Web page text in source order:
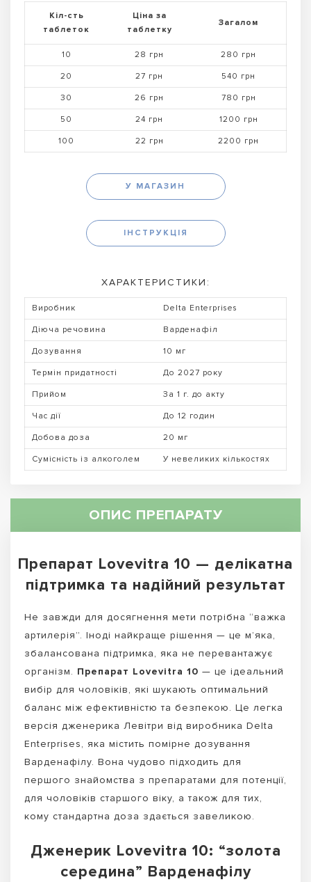
Кіл-сть
таблеток
Ціна за
таблетку
Загалом
10 28 грн 280 грн
20 27 грн 540 грн
30 26 грн 780 грн
50 24 грн 1200 грн
100 22 грн 2200 грн
У МАГАЗИН
ІНСТРУКЦІЯ
ХАРАКТЕРИСТИКИ:
Виробник Delta Enterprises
Діюча речовина Варденафіл
Дозування 10 мг
Термін придатності До 2027 року
Прийом За 1 г. до акту
Час дії До 12 годин
Добова доза 20 мг
Сумісність із алкоголем У невеликих кількостях
ОПИС ПРЕПАРАТУ
Препарат Lovevitra 10 — делікатна
підтримка та надійний результат
Не завжди для досягнення мети потрібна “важка
артилерія”. Іноді найкраще рішення — це м’яка,
збалансована підтримка, яка не перевантажує
організм. Препарат Lovevitra 10 — це ідеальний
вибір для чоловіків, які шукають оптимальний
баланс між ефективністю та безпекою. Це легка
версія дженерика Левітри від виробника Delta
Enterprises, яка містить помірне дозування
Варденафілу. Вона чудово підходить для
першого знайомства з препаратами для потенції,
для чоловіків старшого віку, а також для тих,
кому стандартна доза здається завеликою.
Дженерик Lovevitra 10: “золота
середина” Варденафілу